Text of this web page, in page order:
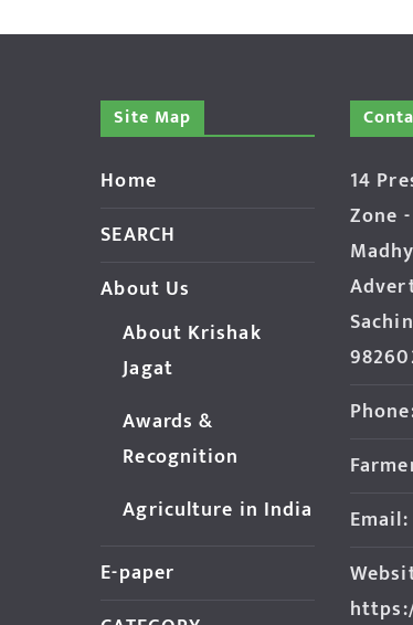
Site Map
Home
SEARCH
About Us
About Krishak
Jagat
Awards &
Recognition
Agriculture in India
E-paper
14
Zone